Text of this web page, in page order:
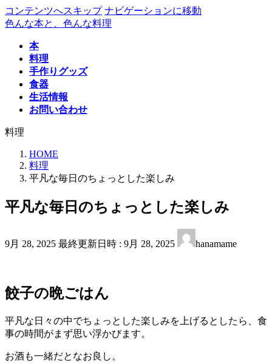
コンテンツへスキップ ナビゲーションに移動
色んな本と、色んな料理
本
料理
手作りグッズ
食器
生活情報
お問い合わせ
料理
HOME
料理
平凡な毎日のちょっとした楽しみ
平凡な毎日のちょっとした楽しみ
9月 28, 2025 最終更新日時 : 9月 28, 2025 hanamame
餃子の晩ごはん
平凡な日々の中でちょっとした楽しみを上げるとしたら、食
事の時間がまず思い浮かびます。
お酒も一緒だとなお良し。